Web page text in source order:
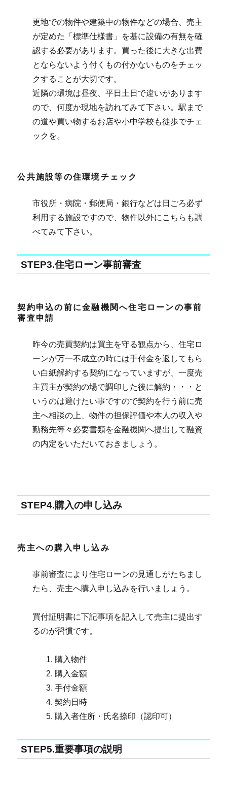
更地での物件や建築中の物件などの場合、売主
が定めた「標準仕様書」を基に設備の有無を確
認する必要があります。買った後に大きな出費
とならないよう付くもの付かないものをチェッ
クすることが大切です。
近隣の環境は昼夜、平日土日で違いがあります
ので、何度か現地を訪れてみて下さい。駅まで
の道や買い物するお店や小中学校も徒歩でチェ
ックを。
公共施設等の住環境チェック
市役所・病院・郵便局・銀行などは日ごろ必ず
利用する施設ですので、物件以外にこちらも調
べてみて下さい。
STEP3.住宅ローン事前審査
契約申込の前に金融機関へ住宅ローンの事前
審査申請
昨今の売買契約は買主を守る観点から、住宅ロ
ーンが万一不成立の時には手付金を返してもら
い白紙解約する契約になっていますが、一度売
主買主が契約の場で調印した後に解約・・・と
いうのは避けたい事ですので契約を行う前に売
主へ相談の上、物件の担保評価や本人の収入や
勤務先等々必要書類を金融機関へ提出して融資
の内定をいただいておきましょう。
STEP4.購入の申し込み
売主への購入申し込み
事前審査により住宅ローンの見通しがたちまし
たら、売主へ購入申し込みを行いましょう。
買付証明書に下記事項を記入して売主に提出す
るのが習慣です。
購入物件
購入金額
手付金額
契約日時
購入者住所・氏名捺印（認印可）
STEP5.重要事項の説明